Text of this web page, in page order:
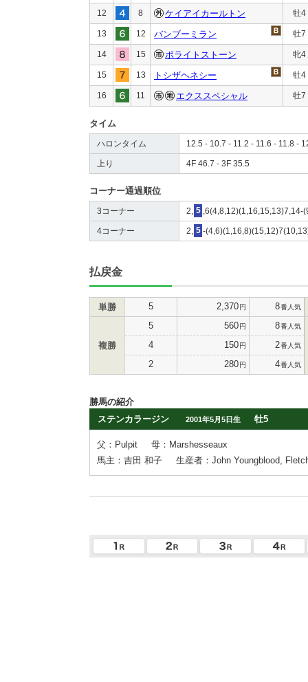
12 8 ケイアイカールトン 牡4
13 12 バンブーミラン 牡7
14 15 ポライトストーン 牝4
15 13 トシザヘネシー 牡4
16 11 エクススペシャル 牡7
タイム
ハロンタイム 12.5 - 10.7 - 11.2 - 11.6 - 11.8 -
上り 4F 46.7 - 3F 35.5
コーナー通過順位
3コーナー 2, 5 ,6(4,8,12)(1,16,15,13)7,14-
4コーナー 2, 5 -
払戻金
単勝 5 2,370円 8番人気
複勝
5 560円 8番人気
4 150円 2番人気
2 280円 4番人気
勝馬の紹介
ステンカラージン
2001年5月5日生 牡5
父：Pulpit
母：Marshesseaux
馬主：吉田 和子
生産者：John Youngblood,